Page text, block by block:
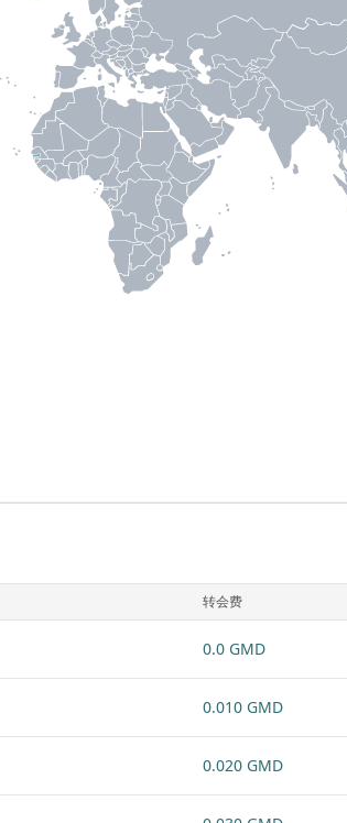
转会费
0.0 GMD
0.010 GMD
0.020 GMD